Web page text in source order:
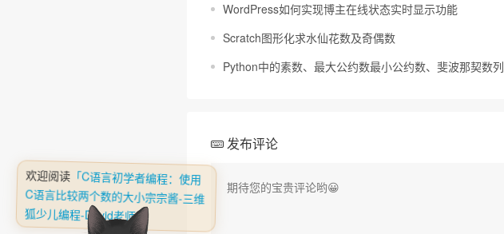
WordPress如何实现博主在线状态实时显示功能
Scratch图形化求水仙花数及奇偶数
Python中的素数、最大公约数最小公约数、斐波那契数列
发布评论
欢迎阅读 「C语言初学者编程：使用
C语言比较两个数的大小宗宗酱-三维
狐少儿编程-David老师」